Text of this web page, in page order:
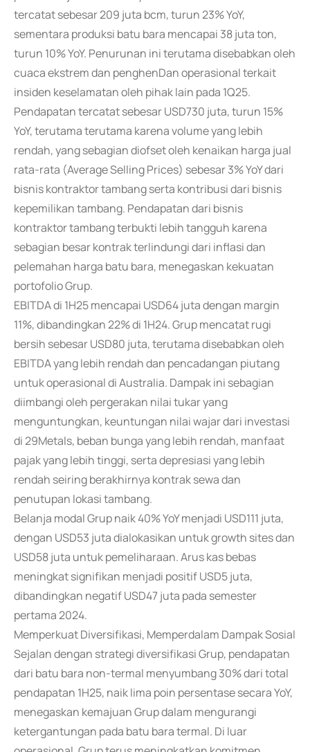
tercatat sebesar 209 juta bcm, turun 23% YoY,
sementara produksi batu bara mencapai 38 juta ton,
turun 10% YoY. Penurunan ini terutama disebabkan oleh
cuaca ekstrem dan penghenDan operasional terkait
insiden keselamatan oleh pihak lain pada 1Q25.
Pendapatan tercatat sebesar USD730 juta, turun 15%
YoY, terutama terutama karena volume yang lebih
rendah, yang sebagian diofset oleh kenaikan harga jual
rata-rata (Average Selling Prices) sebesar 3% YoY dari
bisnis kontraktor tambang serta kontribusi dari bisnis
kepemilikan tambang. Pendapatan dari bisnis
kontraktor tambang terbukti lebih tangguh karena
sebagian besar kontrak terlindungi dari inflasi dan
pelemahan harga batu bara, menegaskan kekuatan
portofolio Grup.
EBITDA di 1H25 mencapai USD64 juta dengan margin
11%, dibandingkan 22% di 1H24. Grup mencatat rugi
bersih sebesar USD80 juta, terutama disebabkan oleh
EBITDA yang lebih rendah dan pencadangan piutang
untuk operasional di Australia. Dampak ini sebagian
diimbangi oleh pergerakan nilai tukar yang
menguntungkan, keuntungan nilai wajar dari investasi
di 29Metals, beban bunga yang lebih rendah, manfaat
pajak yang lebih tinggi, serta depresiasi yang lebih
rendah seiring berakhirnya kontrak sewa dan
penutupan lokasi tambang.
Belanja modal Grup naik 40% YoY menjadi USD111 juta,
dengan USD53 juta dialokasikan untuk growth sites dan
USD58 juta untuk pemeliharaan. Arus kas bebas
meningkat signifikan menjadi positif USD5 juta,
dibandingkan negatif USD47 juta pada semester
pertama 2024.
Memperkuat Diversifikasi, Memperdalam Dampak Sosial
Sejalan dengan strategi diversifikasi Grup, pendapatan
dari batu bara non-termal menyumbang 30% dari total
pendapatan 1H25, naik lima poin persentase secara YoY,
menegaskan kemajuan Grup dalam mengurangi
ketergantungan pada batu bara termal. Di luar